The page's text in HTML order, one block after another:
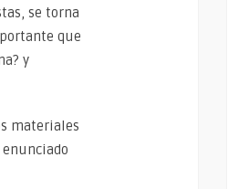
se torna
que
y
materiales